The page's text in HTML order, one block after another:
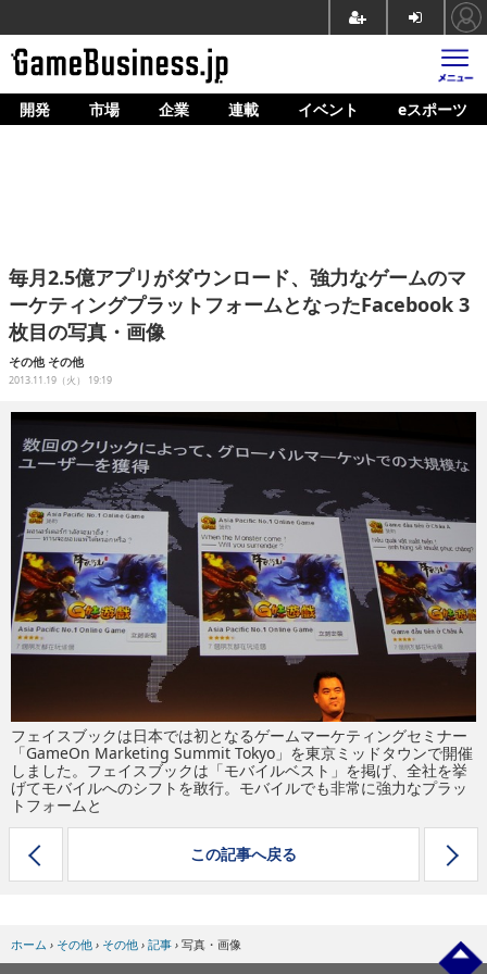
ホーム
企業動向
人材育成
産業政策
連載
イベント/セミナー
eスポーツ
開発 市場 企業 連載 イベント eスポーツ
毎月2.5億アプリがダウンロード、強力なゲームのマ
ーケティングプラットフォームとなったFacebook 3
枚目の写真・画像
その他 その他
2013.11.19（火） 19:19
フェイスブックは日本では初となるゲームマーケティングセミナー
「GameOn Marketing Summit Tokyo」を東京ミッドタウンで開催
しました。フェイスブックは「モバイルベスト」を掲げ、全社を挙
げてモバイルへのシフトを敢行。モバイルでも非常に強力なプラッ
トフォームと
この記事へ戻る
ホーム › その他 › その他 › 記事 › 写真・画像